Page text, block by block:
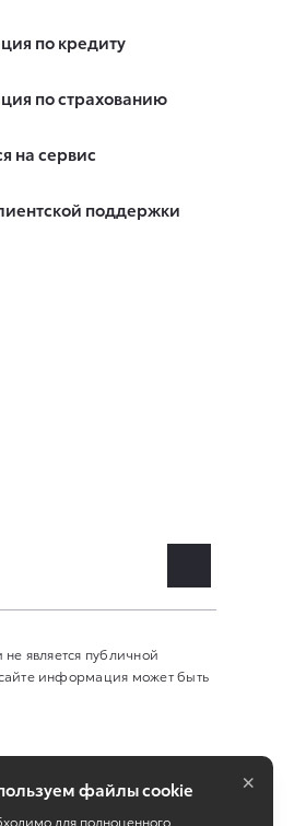
по кредиту
по страхованию
на сервис
поддержки
является публичной
информация может быть
файлы cookie
для полноценного
×